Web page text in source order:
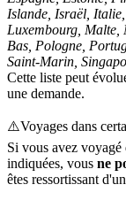
Islande, Israël,
Luxembourg, Malte,
Bas, Pologne,
Saint-Marin,
Cette liste peut
une demande.
⚠️Voyages dans
Si vous avez voyagé
indiquées, vous ne
êtes ressortissant